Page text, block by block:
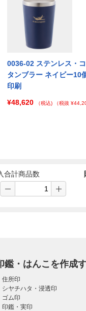
0036-02 ステンレス・
タンブラー ネイビー10
印刷
¥48,620
（税込) （税抜
合計商品数
鑑・はんこを作成
住所印
シヤチハタ・浸透印
ゴム印
印鑑・実印